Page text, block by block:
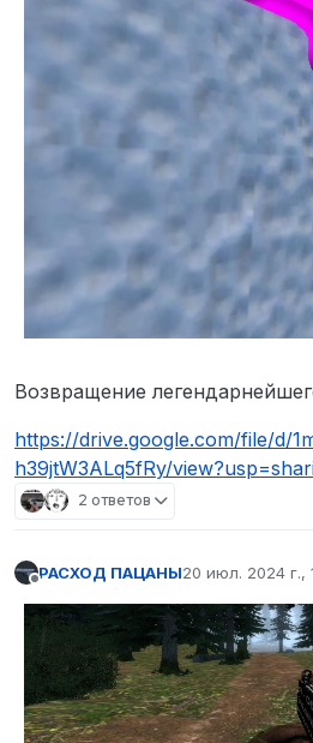
Возвращение
https://drive.google.com/file/d/
h39jtW3ALq5fRy/
2 ответов
РАСХОД ПАЦАНЫ20 июл. 2024 г.,